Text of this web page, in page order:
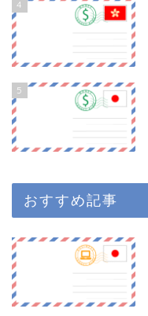
4
5
おすすめ記事